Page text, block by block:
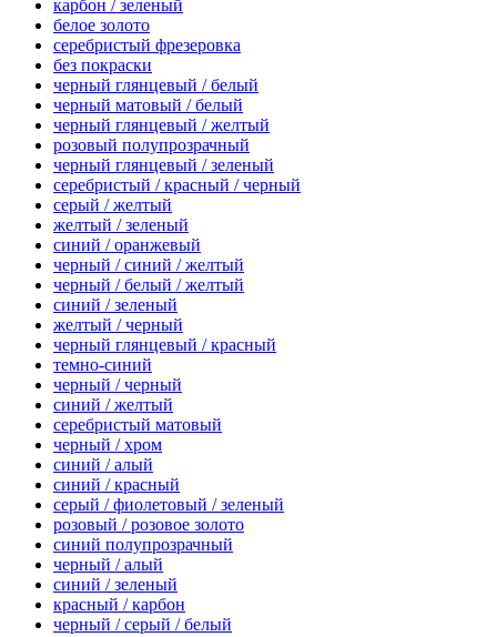
карбон / зеленый
белое золото
серебристый фрезеровка
без покраски
черный глянцевый / белый
черный матовый / белый
черный глянцевый / желтый
розовый полупрозрачный
черный глянцевый / зеленый
серебристый / красный / черный
серый / желтый
желтый / зеленый
синий / оранжевый
черный / синий / желтый
черный / белый / желтый
синий / зеленый
желтый / черный
черный глянцевый / красный
темно-синий
черный / черный
синий / желтый
серебристый матовый
черный / хром
синий / алый
синий / красный
серый / фиолетовый / зеленый
розовый / розовое золото
синий полупрозрачный
черный / алый
синий / зеленый
красный / карбон
черный / серый / белый